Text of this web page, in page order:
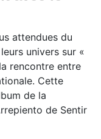
attendues du
univers sur «
rencontre entre
Cette
de la
de Sentir